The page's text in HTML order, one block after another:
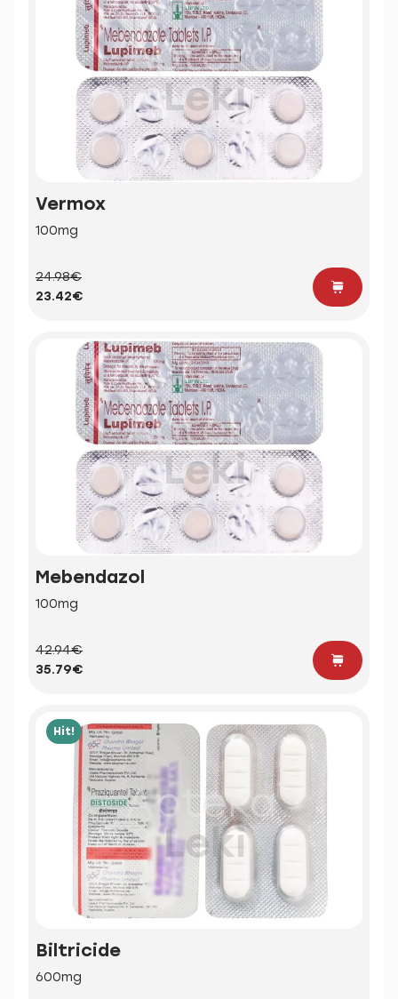
Vermox
100mg
24.98€
23.42€
Mebendazol
100mg
42.94€
35.79€
Hit!
Biltricide
600mg